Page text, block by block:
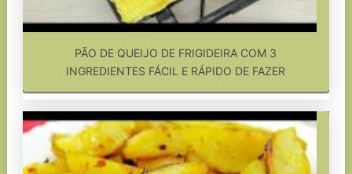
PÃO DE QUEIJO DE FRIGIDEIRA COM 3
INGREDIENTES FÁCIL E RÁPIDO DE FAZER